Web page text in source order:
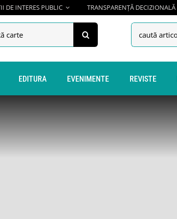
DE INTERES PUBLIC TRANSPARENȚĂ DECIZIONALĂ
Search
for:
EDITURA EVENIMENTE REVISTE